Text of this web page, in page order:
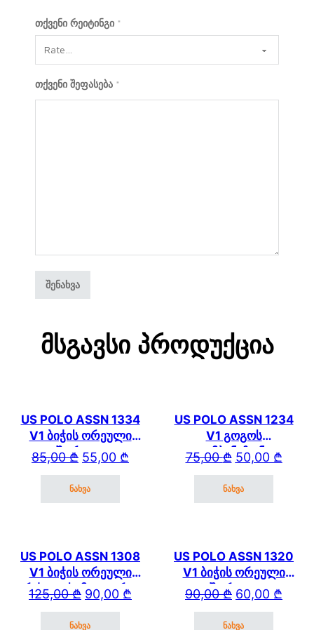
თქვენი რეიტინგი *
თქვენი შეფასება *
Მსგავსი Პროდუქცია
US POLO ASSN 1334
V1 ბიჭის ორეული
შორტით
85,00₾ Original price was: 85,00 ₾.
55,00 ₾
Current price is: 55,00 ₾.
ნახვა
US POLO ASSN 1234
V1 გოგოს
კომბინეზონი
75,00₾ Original price
50,00 ₾
Current price is:
ნახვა
US POLO ASSN 1308
V1 ბიჭის ორეული
გრძელი სამკლაურით
და კაპრით
125,00₾Original price was: 125,00 ₾.
90,00 ₾
Current price is: 90,00 ₾.
ნახვა
US POLO ASSN 1320
V1 ბიჭის ორეული
შორტით
90,00₾ Original price
60,00 ₾
Current price is:
ნახვა